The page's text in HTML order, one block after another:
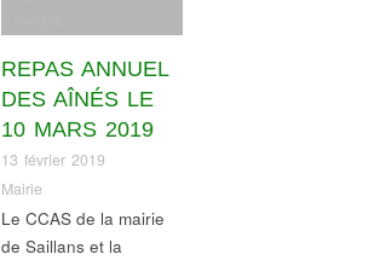
REPAS ANNUEL
DES AÎNÉS LE
10 MARS 2019
13 février 2019
Mairie
Le CCAS de la mairie
de Saillans et la